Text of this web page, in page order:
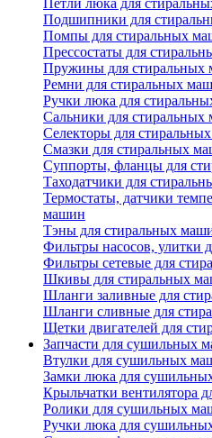
Петли люка для
Подшипники для
Помпы для стиральных
Прессостаты для
Пружины для стиральных
Ремни для стиральных
Ручки люка для
Сальники для стиральных
Селекторы для
Смазки для стиральных
Суппорты, фланцы для
Таходатчики для
Термостаты, датчики
машин
Тэны для стиральных
Фильтры насосов, улитки
Фильтры сетевые для
Шкивы для стиральных
Шланги заливные для
Шланги сливные для
Щетки двигателей для
Запчасти для сушильных
Втулки для сушильных
Замки люка для
Крыльчатки вентилятора
Ролики для сушильных
Ручки люка для